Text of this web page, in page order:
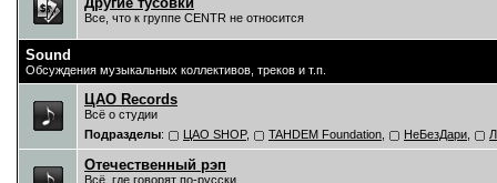
Все, что к группе CENTR не относится
Sound
Обсуждения музыкальных коллективов, треков и т.п.
ЦAO Records
Всё о студии
Подразделы: ЦАО SHOP, TAHDEM Foundation НеБезДари
Отечественный рэп
Всё, где говорят по-русски.